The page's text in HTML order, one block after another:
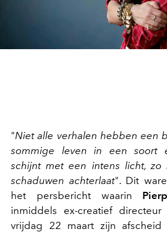
"Niet alle verhalen hebben een
sommige leven in een soort
schijnt met een intens licht,
schaduwen achterlaat". Dit
het persbericht waarin
inmiddels ex-creatief directeur
vrijdag 22 maart zijn afscheid